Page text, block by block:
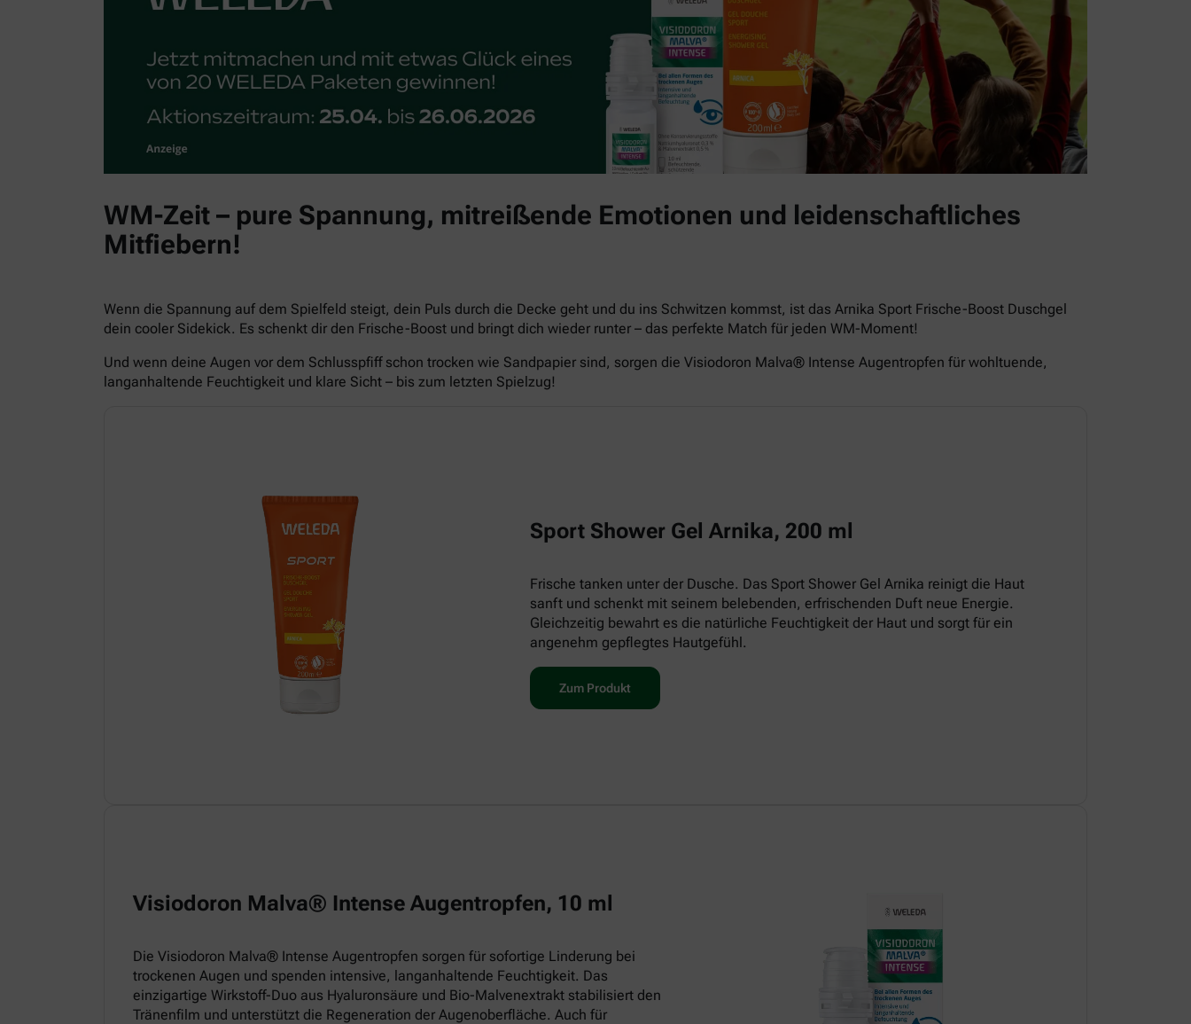
WM-Zeit – pure Spannung, mitreißende Emotionen und leidenschaftliches
Mitfiebern!
Wenn die Spannung auf dem Spielfeld steigt, dein Puls durch die Decke geht und du ins Schwitzen kommst, ist das Arnika Sport Frische-Boost Duschgel
dein cooler Sidekick. Es schenkt dir den Frische-Boost und bringt dich wieder runter – das perfekte Match für jeden WM-Moment!
Und wenn deine Augen vor dem Schlusspfiff schon trocken wie Sandpapier sind, sorgen die Visiodoron Malva® Intense Augentropfen für wohltuende,
langanhaltende Feuchtigkeit und klare Sicht – bis zum letzten Spielzug!
Sport Shower Gel Arnika, 200 ml
Frische tanken unter der Dusche. Das Sport Shower Gel Arnika reinigt die Haut
sanft und schenkt mit seinem belebenden, erfrischenden Duft neue Energie.
Gleichzeitig bewahrt es die natürliche Feuchtigkeit der Haut und sorgt für ein
angenehm gepflegtes Hautgefühl.
Zum Produkt
Visiodoron Malva® Intense Augentropfen, 10 ml
Die Visiodoron Malva® Intense Augentropfen sorgen für sofortige Linderung bei
trockenen Augen und spenden intensive, langanhaltende Feuchtigkeit. Das
einzigartige Wirkstoff-Duo aus Hyaluronsäure und Bio-Malvenextrakt stabilisiert den
Tränenfilm und unterstützt die Regeneration der Augenoberfläche. Auch für